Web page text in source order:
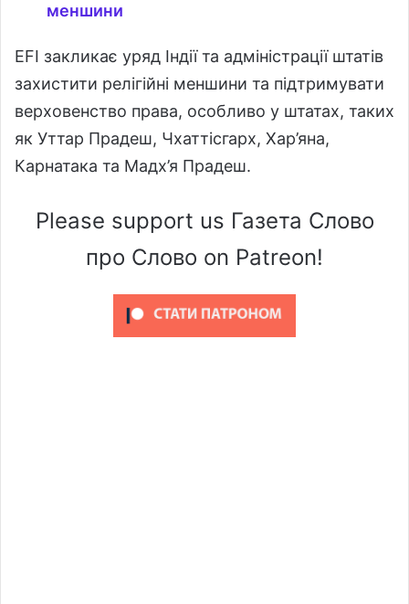
меншини
EFI закликає уряд Індії та адміністрації штатів
захистити релігійні меншини та підтримувати
верховенство права, особливо у штатах, таких
як Уттар Прадеш, Чхаттісгарх, Хар’яна,
Карнатака та Мадх’я Прадеш.
Please support us Газета Слово
про Слово on Patreon!